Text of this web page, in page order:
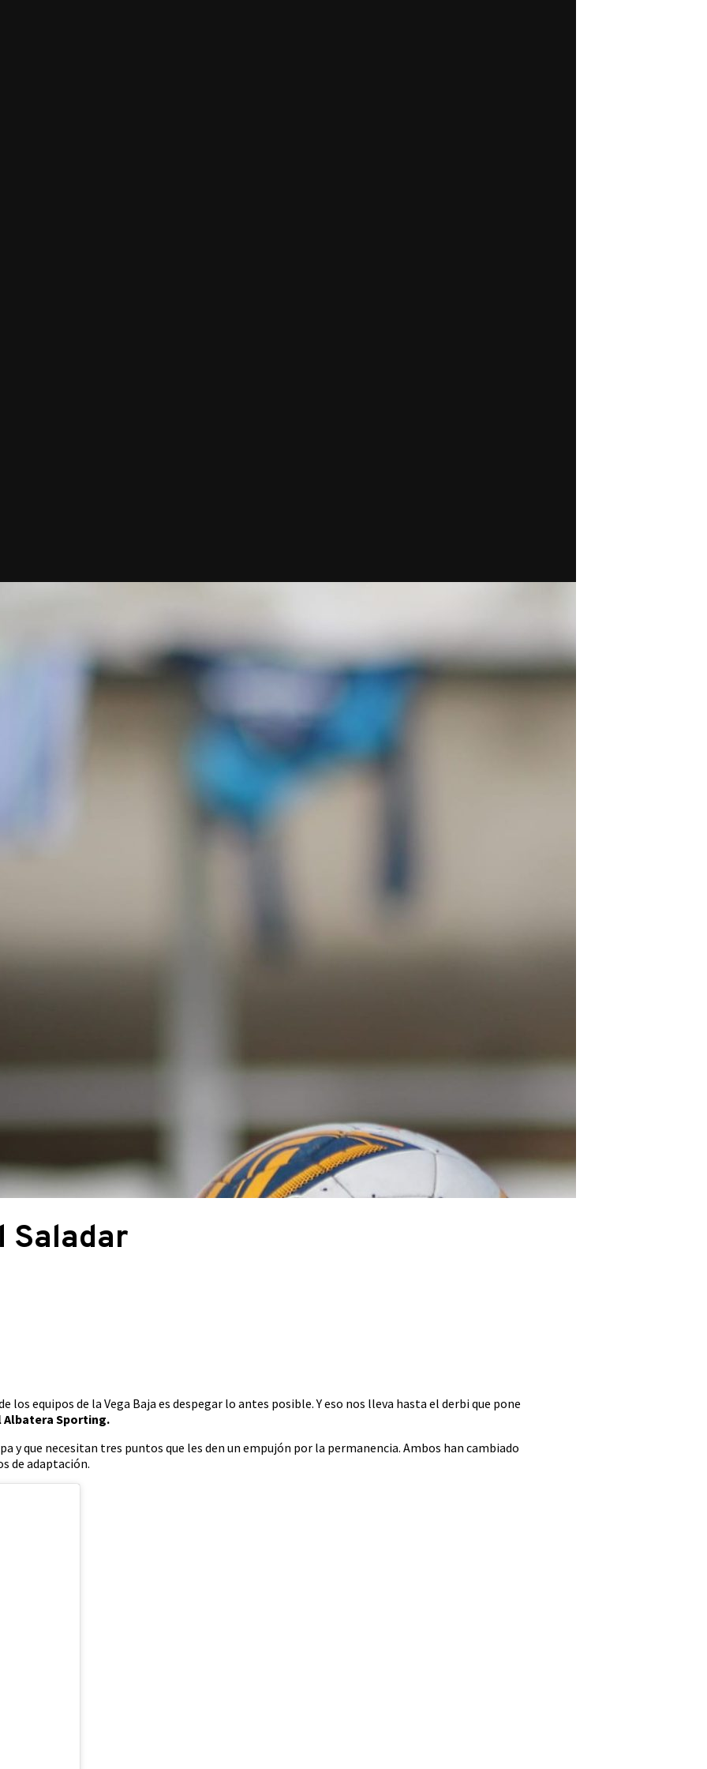
Saladar
los equipos de la Vega Baja es despegar lo antes posible. Y eso nos lleva hasta el derbi que pone
Albatera Sporting.
y que necesitan tres puntos que les den un empujón por la permanencia. Ambos han cambiado
de adaptación.